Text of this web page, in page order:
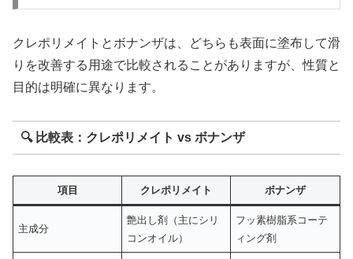
クレポリメイトとボナンザは、どちらも表面に塗布して滑
りを改善する用途で比較されることがありますが、性質と
目的は明確に異なります。
🔍 比較表：クレポリメイト vs ボナンザ
項目 クレポリメイト ボナンザ
主成分
艶出し剤（主にシリ
コンオイル）
フッ素樹脂系コーテ
ィング剤